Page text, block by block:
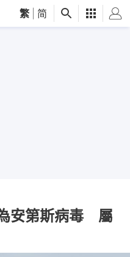
繁 简
安第斯病毒 屬